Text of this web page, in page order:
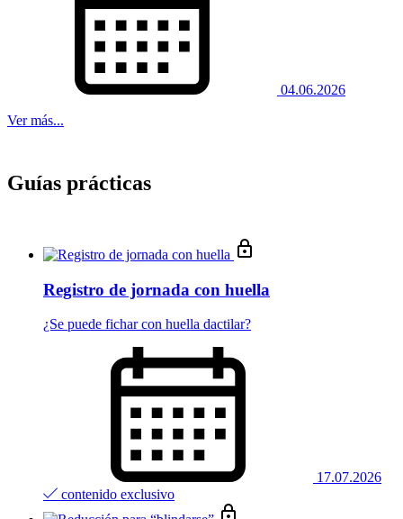
04.06.2026
Ver más...
Guías prácticas
Registro de jornada con huella
¿Se puede fichar con huella dactilar?
17.07.2026
contenido exclusivo